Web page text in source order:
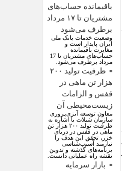
باقیمانده حساب‌های
مشتریان تا ۱۷ مرداد
برطرف می‌شود
وضعیت خدمات بانک ملی
ایران پایدار است و
مغایرت‌ باقیمانده
حساب‌های مشتریان تا 17
مرداد برطرف می‌شود.
ظرفیت تولید ۲۰۰
هزار تن ماهی در
قفس و الزامات
زیست‌محیطی آن
معاون توسعه آبزی‌پروری
سازمان شیلات با اشاره به
ظرفیت تولید ۲۰۰ هزار تن
ماهی در قفس در دریای
خزر، تحقق این هدف را
نیازمند آسیب‌شناسی
برنامه‌های گذشته و تدوین
نقشه راه عملیاتی دانست.
بازار سرمایه